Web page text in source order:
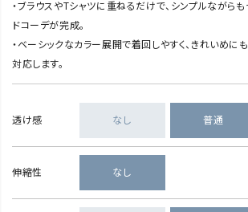
・ブラウスやTシャツに重ねるだけで、シンプルながら
ドコーデが完成。
・ベーシックなカラー展開で着回しやすく、きれいめに
対応します。
透け感 なし 普通
伸縮性 なし